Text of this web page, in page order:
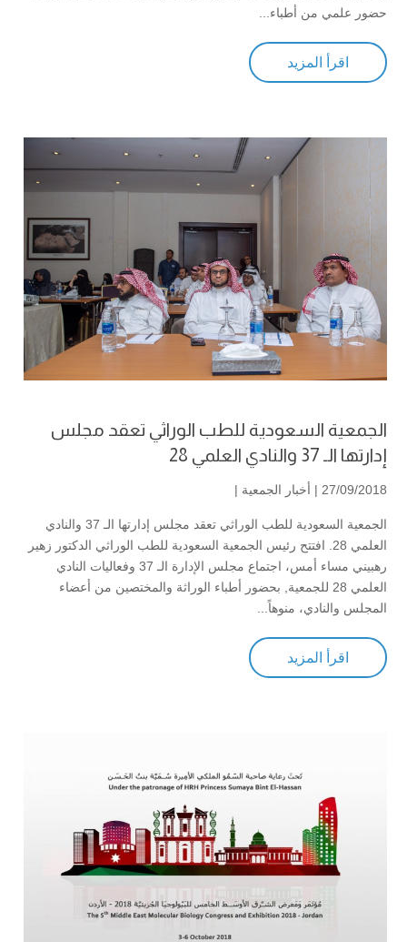
حضور علمي من أطباء...
اقرأ المزيد
الجمعية السعودية للطب الوراثي تعقد مجلس
إدارتها الـ 37 والنادي العلمي 28
27/09/2018 | أخبار الجمعية |
الجمعية السعودية للطب الوراثي تعقد مجلس إدارتها الـ 37 والنادي
العلمي 28. افتتح رئيس الجمعية السعودية للطب الوراثي الدكتور زهير
رهبيني مساء أمس، اجتماع مجلس الإدارة الـ 37 وفعاليات النادي
العلمي 28 للجمعية, بحضور أطباء الوراثة والمختصين من أعضاء
المجلس والنادي، منوهاً...
اقرأ المزيد